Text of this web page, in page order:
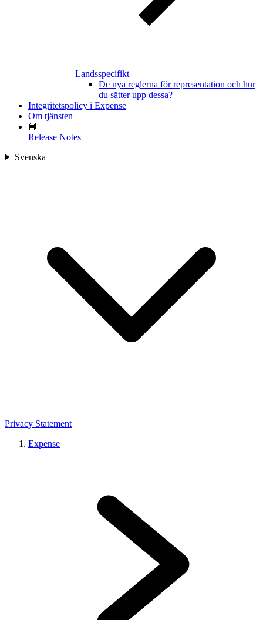
Landsspecifikt
De nya reglerna för representation och hur
du sätter upp dessa?
Integritetspolicy i Expense
Om tjänsten
📙
Release Notes
Svenska
Privacy Statement
Expense